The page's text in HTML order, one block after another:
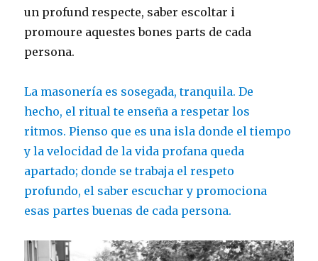
un profund respecte, saber escoltar i
promoure aquestes bones parts de cada
persona.
La masonería es sosegada, tranquila. De
hecho, el ritual te enseña a respetar los
ritmos. Pienso que es una isla donde el tiempo
y la velocidad de la vida profana queda
apartado; donde se trabaja el respeto
profundo, el saber escuchar y promociona
esas partes buenas de cada persona.